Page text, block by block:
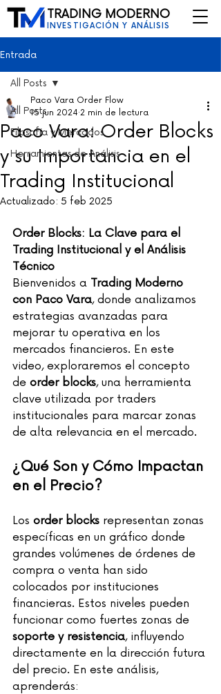
TRADING MODERNO
INVESTIGACIÓN Y ANÁLISIS
Entrada
All Posts
Filosofía y Mercados
Herramientas de Análisis
All Posts
Paco Vara: Order Blocks
y su Importancia en el
Trading Institucional
Paco Vara Order Flow
15 jun 2024 2 min de lectura
Actualizado: 5 feb 2025
Order Blocks: La Clave para el
Trading Institucional y el Análisis
Técnico
Bienvenidos a Trading Moderno
con Paco Vara, donde analizamos
estrategias avanzadas para
mejorar tu operativa en los
mercados financieros. En este
video, exploraremos el concepto
de order blocks, una herramienta
clave utilizada por traders
institucionales para marcar zonas
de alta relevancia en el mercado.
¿Qué Son y Cómo Impactan
en el Precio?
Los order blocks representan zonas
específicas en un gráfico donde
grandes volúmenes de órdenes de
compra o venta han sido
colocados por instituciones
financieras. Estos niveles pueden
funcionar como fuertes zonas de
soporte y resistencia, influyendo
directamente en la dirección futura
del precio. En este análisis,
aprenderás: